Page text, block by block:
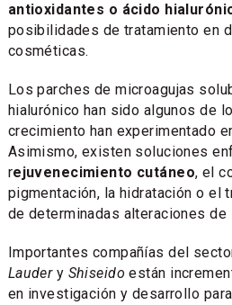
antioxidantes o ácido
posibilidades de tratamiento en
cosméticas.
Los parches de microagujas
hialurónico han sido algunos de
crecimiento han experimentado
Asimismo, existen soluciones
rejuvenecimiento cutáneo, el
pigmentación, la hidratación o el
de determinadas alteraciones de
Importantes compañías del
Laudery Shiseido están
en investigación y desarrollo